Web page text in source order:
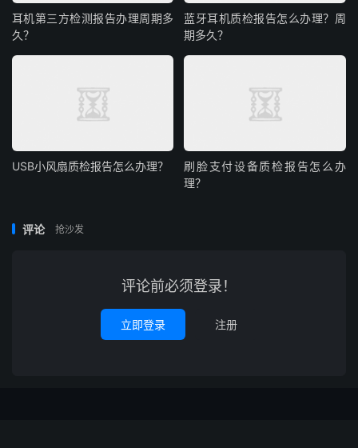
耳机第三方检测报告办理周期多
久？
蓝牙耳机质检报告怎么办理？周
期多久？
USB小风扇质检报告怎么办理？
刷脸支付设备质检报告怎么办
理？
评论 抢沙发
评论前必须登录！
立即登录 注册